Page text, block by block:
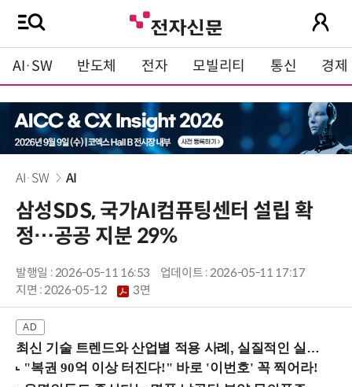
AI·SW 반도체 전자 모빌리티 통신 경제
AI·SW AI
삼성SDS, 국가AI컴퓨팅센터 설립 확
정…공공 지분 29%
발행일 : 2026-05-11 16:53
업데이트 : 2026-05-11 17:17
지면 :2026-05-12 3면
최신 기술 트렌드와 산업별 적용 사례, 실질적인 실행 전략을 공유 (9/18 양재역)